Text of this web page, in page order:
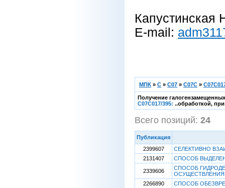
Капустинская
E-mail:
МПК » C » C07 » C07C »
Получение
C07C017/395: ..обработкой,
Всего позиций: 24
Публикация
2399607
СЕЛЕКТИВНО
2131407
СПОСОБ
2339606
СПОСОБ
2266890
СПОСОБ